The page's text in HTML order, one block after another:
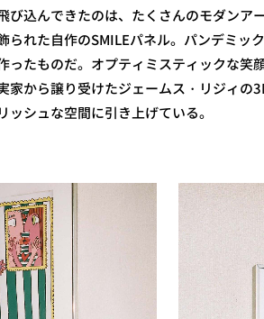
び込んできたのは、たくさんのモダンア
られた自作のSMILEパネル。パンデミッ
ったものだ。オプティミスティックな笑
家から譲り受けたジェームス・リジィの
シュな空間に引き上げている。